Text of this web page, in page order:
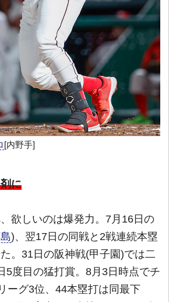
[内野手]
に
欲しいのは爆発力。7月16日の
)、翌17日の同戦と2戦連続本塁
。31日の阪神戦(甲子園)では二
5度目の猛打賞。8月3日時点でチ
ーグ3位、44本塁打は同最下